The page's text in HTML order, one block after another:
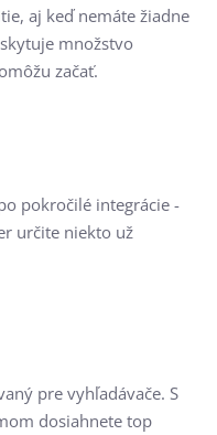
aj keď nemáte žiadne
množstvo
začať.
pokročilé integrácie -
určite niekto už
pre vyhľadávače. S
dosiahnete top